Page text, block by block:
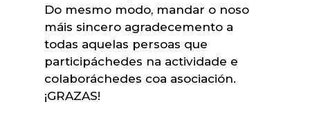
Do mesmo modo, mandar o noso
máis sincero agradecemento a
todas aquelas persoas que
participáchedes na actividade e
colaboráchedes coa asociación.
¡GRAZAS!